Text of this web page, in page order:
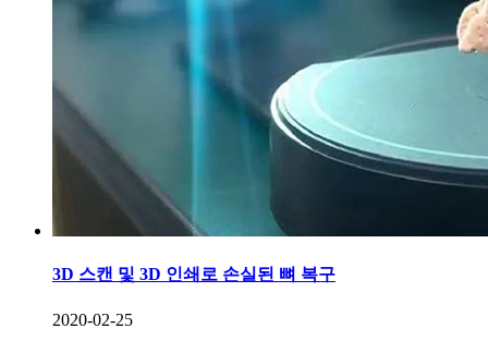
3D 스캔 및 3D 인쇄로 손실된 뼈 복구
2020-02-25